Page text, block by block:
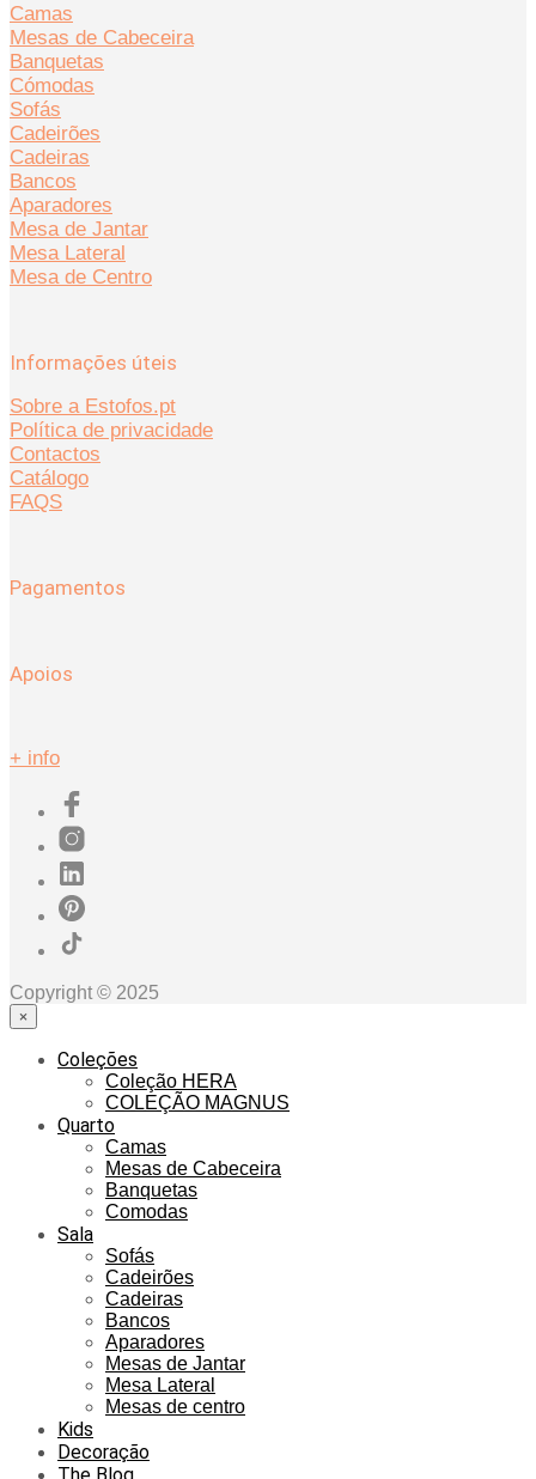
Camas
Mesas de Cabeceira
Banquetas
Cómodas
Sofás
Cadeirões
Cadeiras
Bancos
Aparadores
Mesa de Jantar
Mesa Lateral
Mesa de Centro
Informações úteis
Sobre a Estofos.pt
Política de privacidade
Contactos
Catálogo
FAQS
Pagamentos
Apoios
+ info
Copyright © 2025
×
Coleções
Coleção HERA
COLEÇÃO MAGNUS
Quarto
Camas
Mesas de Cabeceira
Banquetas
Comodas
Sala
Sofás
Cadeirões
Cadeiras
Bancos
Aparadores
Mesas de Jantar
Mesa Lateral
Mesas de centro
Kids
Decoração
The Blog